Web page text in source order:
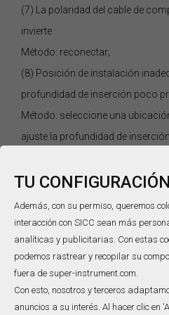
TU
Además, con su permiso, queremos
interacción con SICC sean más
analíticas y publicitarias. Con estas
podemos rastrear y recopilar su
fuera de super-instrument.com.
Con esto, nosotros y terceros
anuncios a su interés. Al hacer clic en
(7) La polaridad del cable de
invierte
Método: reconectar;
(8) Posición de instalación
profundidad de inserción poco
Método: seleccione una
ajuste la profundidad de
Método: reemplace con un
escala del medidor;
(10) La temperatura de la unión
demasiado alta
Método: Mueva el cable de
del termopar a un lugar donde la
relativamente constante o